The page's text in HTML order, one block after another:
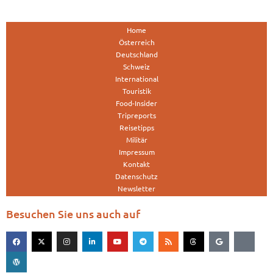
Home
Österreich
Deutschland
Schweiz
International
Touristik
Food-Insider
Tripreports
Reisetipps
Militär
Impressum
Kontakt
Datenschutz
Newsletter
Besuchen Sie uns auch auf